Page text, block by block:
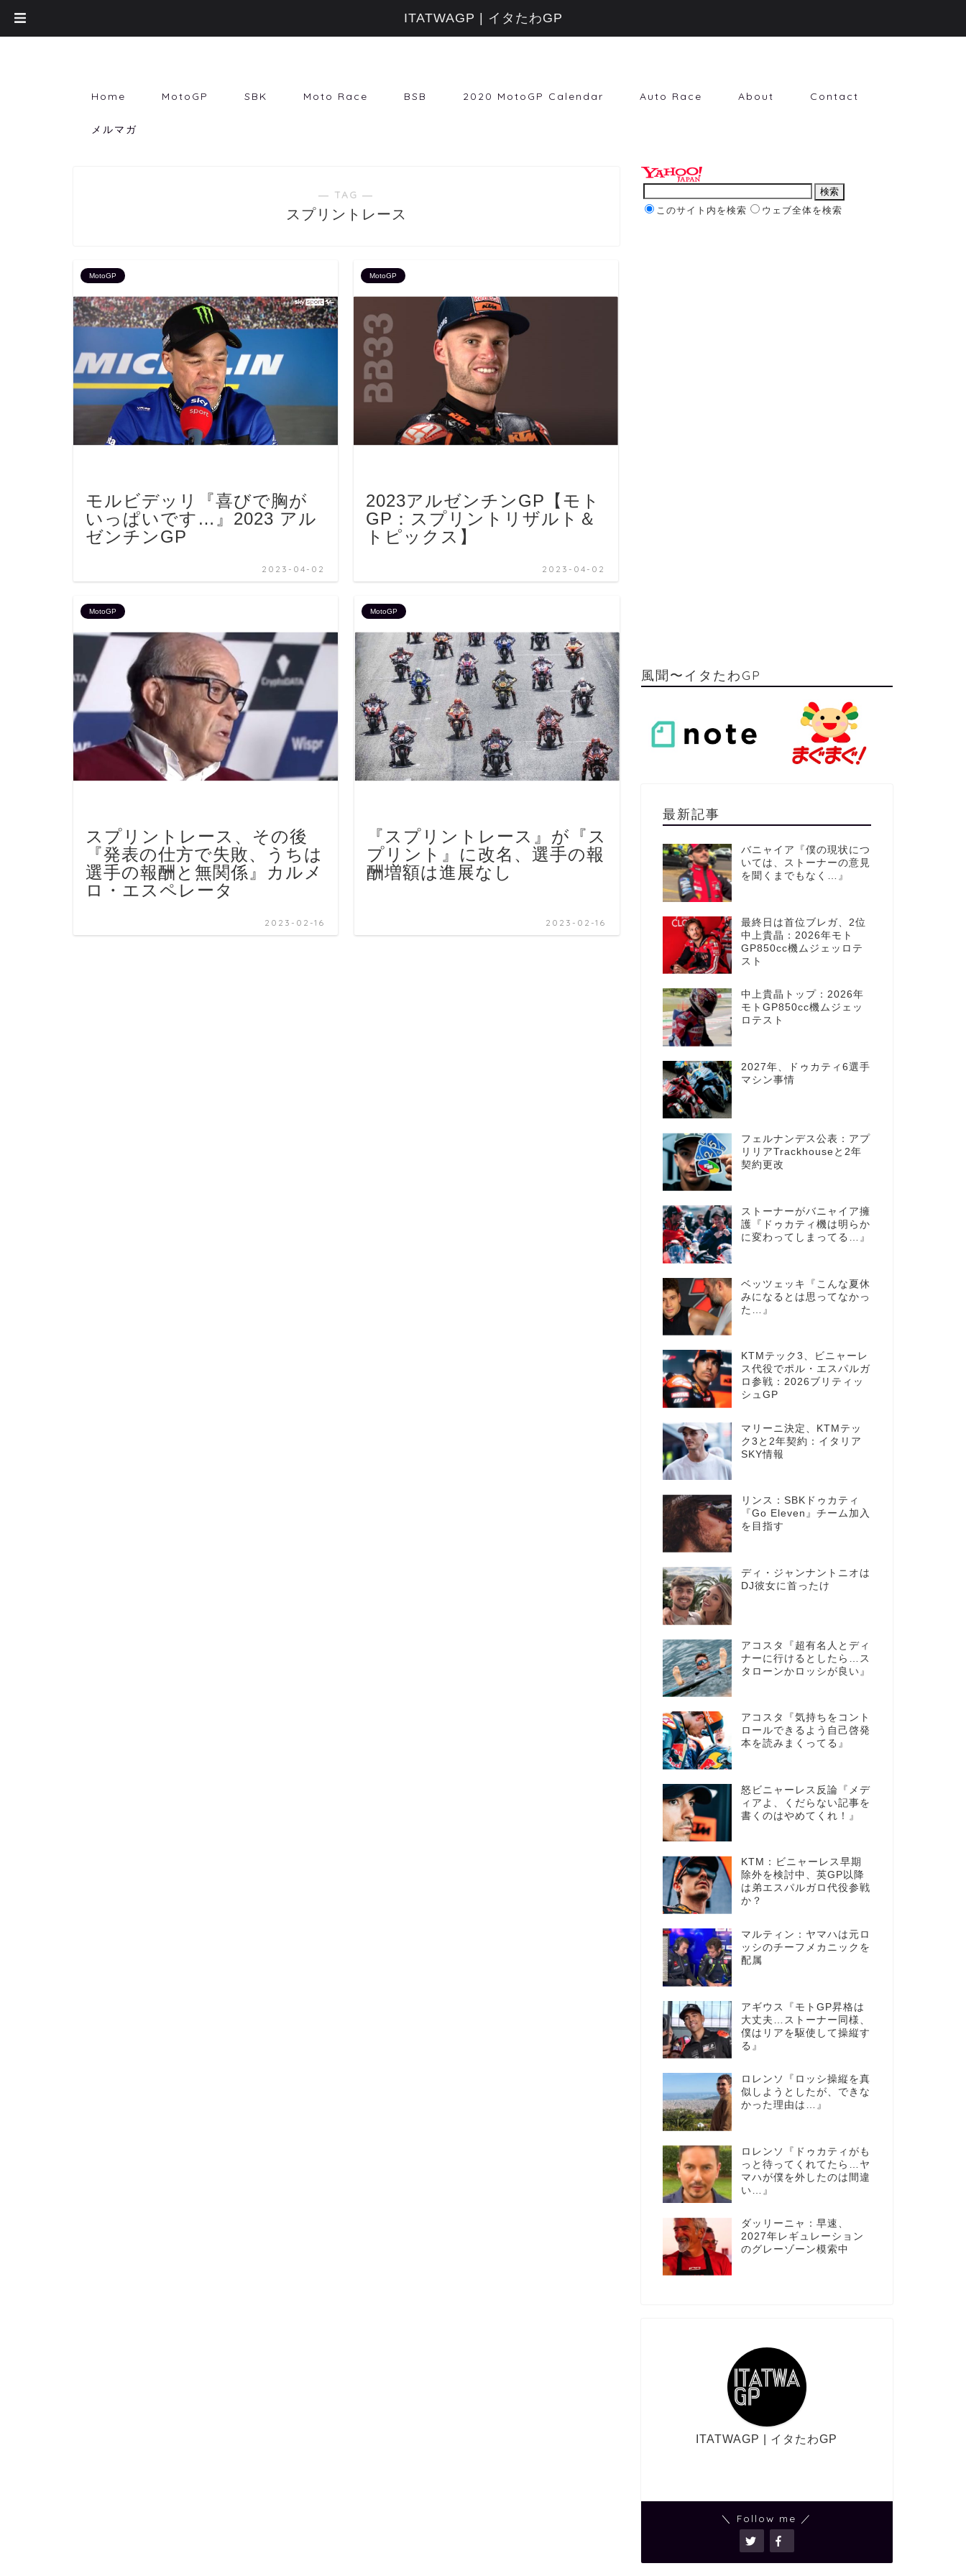
Home MotoGP SBK Moto Race BSB 2020 MotoGP Calendar Auto Race About Contact
メルマガ
― TAG ―
スプリントレース
MotoGP
モルビデッリ『喜びで胸が
いっぱいです…』2023 アル
ゼンチンGP
2023-04-02
MotoGP
2023アルゼンチンGP【モト
GP：スプリントリザルト＆
トピックス】
2023-04-02
MotoGP
スプリントレース、その後
『発表の仕方で失敗、うちは
選手の報酬と無関係』カルメ
ロ・エスペレータ
2023-02-16
MotoGP
『スプリントレース』が『ス
プリント』に改名、選手の報
酬増額は進展なし
2023-02-16
このサイト内を検索 ウェブ全体を検索
風聞〜イタたわGP
最新記事
バニャイア『僕の現状につ
いては、ストーナーの意見
を聞くまでもなく…』
最終日は首位ブレガ、2位
中上貴晶：2026年モト
GP850cc機ムジェッロテ
スト
中上貴晶トップ：2026年
モトGP850cc機ムジェッ
ロテスト
2027年、ドゥカティ6選手
マシン事情
フェルナンデス公表：アプ
リリアTrackhouseと2年
契約更改
ストーナーがバニャイア擁
護『ドゥカティ機は明らか
に変わってしまってる…』
ベッツェッキ『こんな夏休
みになるとは思ってなかっ
た…』
KTMテック3、ビニャーレ
ス代役でポル・エスパルガ
ロ参戦：2026ブリティッ
シュGP
マリーニ決定、KTMテッ
ク3と2年契約：イタリア
SKY情報
リンス：SBKドゥカティ
『Go Eleven』チーム加入
を目指す
ディ・ジャンナントニオは
DJ彼女に首ったけ
アコスタ『超有名人とディ
ナーに行けるとしたら…ス
タローンかロッシが良い』
アコスタ『気持ちをコント
ロールできるよう自己啓発
本を読みまくってる』
怒ビニャーレス反論『メデ
ィアよ、くだらない記事を
書くのはやめてくれ！』
KTM：ビニャーレス早期
除外を検討中、英GP以降
は弟エスパルガロ代役参戦
か？
マルティン：ヤマハは元ロ
ッシのチーフメカニックを
配属
アギウス『モトGP昇格は
大丈夫…ストーナー同様、
僕はリアを駆使して操縦す
る』
ロレンソ『ロッシ操縦を真
似しようとしたが、できな
かった理由は…』
ロレンソ『ドゥカティがも
っと待ってくれてたら…ヤ
マハが僕を外したのは間違
い…』
ダッリーニャ：早速、
2027年レギュレーション
のグレーゾーン模索中
ITATWAGP | イタたわGP
＼ Follow me ／
ITATWAGP | イタたわGP